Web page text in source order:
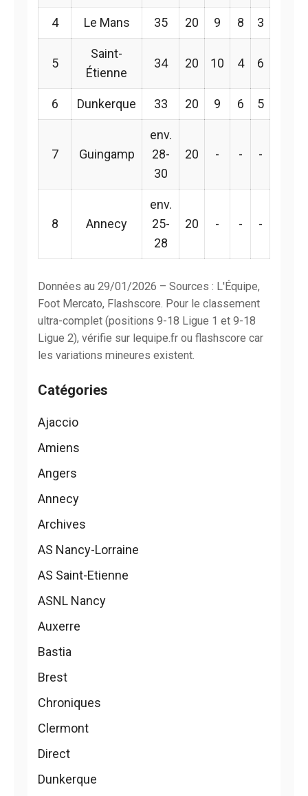
4 Le Mans 35 20 9 8 3
5
Saint-
Étienne
34 20 10 4 6
6 Dunkerque 33 20 9 6 5
7 Guingamp
env.
28-
30
20 - - -
8 Annecy
env.
25-
28
20 - - -
Données au 29/01/2026 – Sources : L'Équipe,
Foot Mercato, Flashscore. Pour le classement
ultra-complet (positions 9-18 Ligue 1 et 9-18
Ligue 2), vérifie sur lequipe.fr ou flashscore car
les variations mineures existent.
Catégories
Ajaccio
Amiens
Angers
Annecy
Archives
AS Nancy-Lorraine
AS Saint-Etienne
ASNL Nancy
Auxerre
Bastia
Brest
Chroniques
Clermont
Direct
Dunkerque